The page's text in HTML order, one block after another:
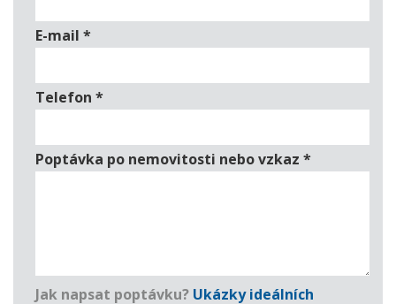
E-mail *
Telefon *
Poptávka po nemovitosti nebo vzkaz *
Jak napsat poptávku? Ukázky ideálních